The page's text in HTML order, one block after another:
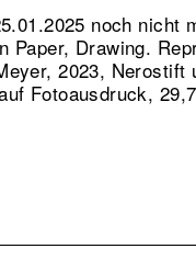
noch nicht
Paper, Drawing.
2023, Nerostift
Fotoausdruck,